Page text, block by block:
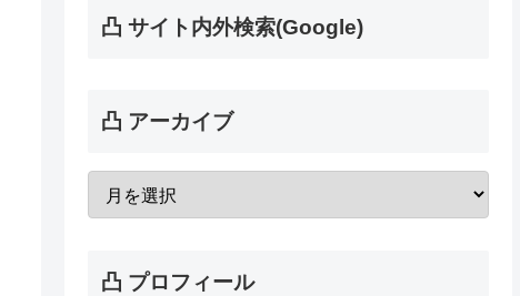
凸 サイト内外検索(Google)
凸 アーカイブ
凸 プロフィール